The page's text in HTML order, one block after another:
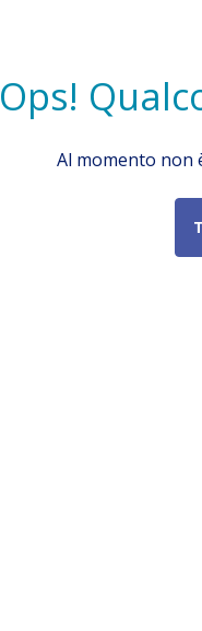
Ops!
Al momento non